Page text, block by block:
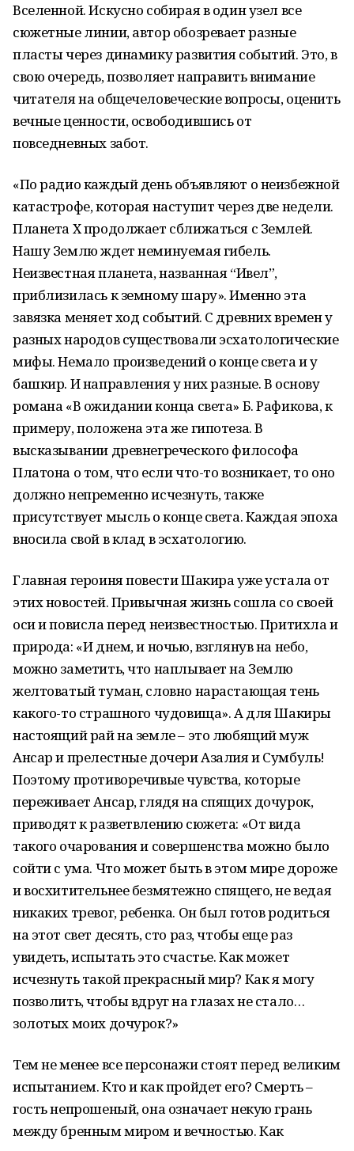
Вселенной. Искусно собирая в один узел все
сюжетные линии, автор обозревает разные
пласты через динамику развития событий. Это, в
свою очередь, позволяет направить внимание
читателя на общечеловеческие вопросы, оценить
вечные ценности, освободившись от
повседневных забот.
«По радио каждый день объявляют о неизбежной
катастрофе, которая наступит через две недели.
Планета Х продолжает сближаться с Землей.
Нашу Землю ждет неминуемая гибель.
Неизвестная планета, названная “Ивел”,
приблизилась к земному шару». Именно эта
завязка меняет ход событий. С древних времен у
разных народов существовали эсхатологические
мифы. Немало произведений о конце света и у
башкир. И направления у них разные. В основу
романа «В ожидании конца света» Б. Рафикова, к
примеру, положена эта же гипотеза. В
высказывании древнегреческого философа
Платона о том, что если что-то возникает, то оно
должно непременно исчезнуть, также
присутствует мысль о конце света. Каждая эпоха
вносила свой в клад в эсхатологию.
Главная героиня повести Шакира уже устала от
этих новостей. Привычная жизнь сошла со своей
оси и повисла перед неизвестностью. Притихла и
природа: «И днем, и ночью, взглянув на небо,
можно заметить, что наплывает на Землю
желтоватый туман, словно нарастающая тень
какого-то страшного чудовища». А для Шакиры
настоящий рай на земле – это любящий муж
Ансар и прелестные дочери Азалия и Сумбуль!
Поэтому противоречивые чувства, которые
переживает Ансар, глядя на спящих дочурок,
приводят к разветвлению сюжета: «От вида
такого очарования и совершенства можно было
сойти с ума. Что может быть в этом мире дороже
и восхитительнее безмятежно спящего, не ведая
никаких тревог, ребенка. Он был готов родиться
на этот свет десять, сто раз, чтобы еще раз
увидеть, испытать это счастье. Как может
исчезнуть такой прекрасный мир? Как я могу
позволить, чтобы вдруг на глазах не стало…
золотых моих дочурок?»
Тем не менее все персонажи стоят перед великим
испытанием. Кто и как пройдет его? Смерть –
гость непрошеный, она означает некую грань
между бренным миром и вечностью. Как